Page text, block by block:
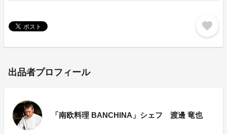
favorite
出品者プロフィール
「南欧料理 BANCHINA」シェフ 渡邊 竜也